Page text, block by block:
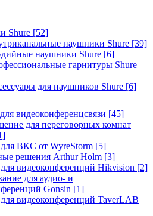
Shure [52]
наушники Shure [39]
наушники Shure [6]
гарнитуры Shure
для наушников Shure [6]
видеоконференцсвязи [45]
для переговорных комнат
ВКС от WyreStorm [5]
решения Arthur Holm [3]
видеоконференций Hikvision [2]
для аудио- и
Gonsin [1]
видеоконференций TaverLAB